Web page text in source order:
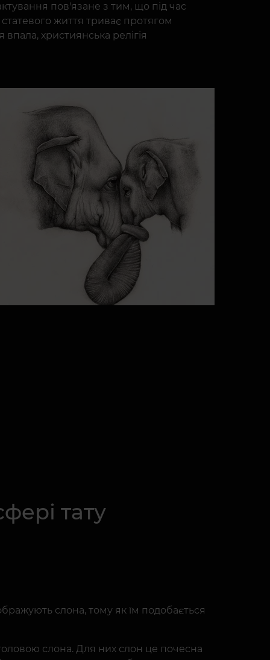
пов'язане з тим, що під час
життя триває протягом
християнська релігія
тату
слона, тому як їм подобається
слона. Для них слон це почесна